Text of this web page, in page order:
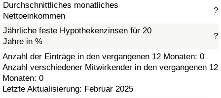
Durchschnittliches monatliches
Nettoeinkommen
?
Jährliche feste Hypothekenzinsen für 20
Jahre in %
?
Anzahl der Einträge in den vergangenen 12 Monaten: 0
Anzahl verschiedener Mitwirkender in den vergangenen 12
Monaten: 0
Letzte Aktualisierung: Februar 2025
Gesundheitsversorgungs-Index (aktuell)
Gesundheitsversorgungs-Index
Gesundheitsversorgungs-Index nach Land
Umweltverschmutzung